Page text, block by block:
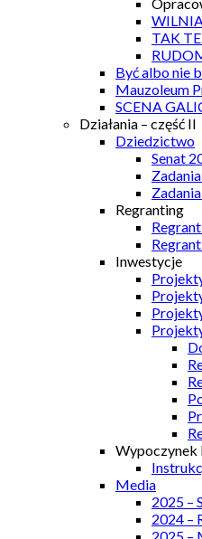
TAK
Być albo nie
Mauzoleum
SCENA
Działania – część II
Dziedzictwo
Senat
Regranting
Inwestycje
Wypoczynek
Media
2025 –
2024 –